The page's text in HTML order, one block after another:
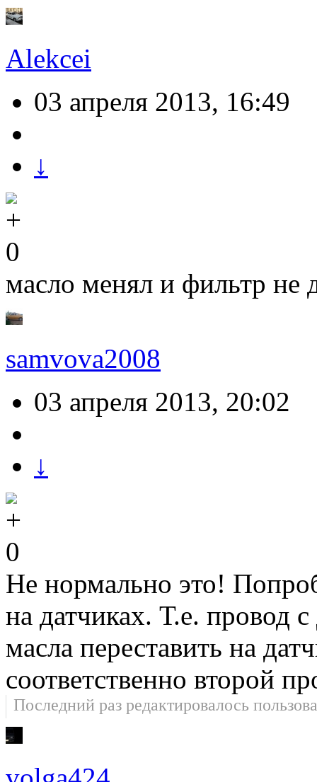
Alekcei
03 апреля 2013, 16:49
↓
0
масло менял и фильтр не
samvova2008
03 апреля 2013, 20:02
↓
0
Не нормально это!
на датчиках. Т.е. провод
масла переставить на
соответственно второй
Последний раз редактировалось